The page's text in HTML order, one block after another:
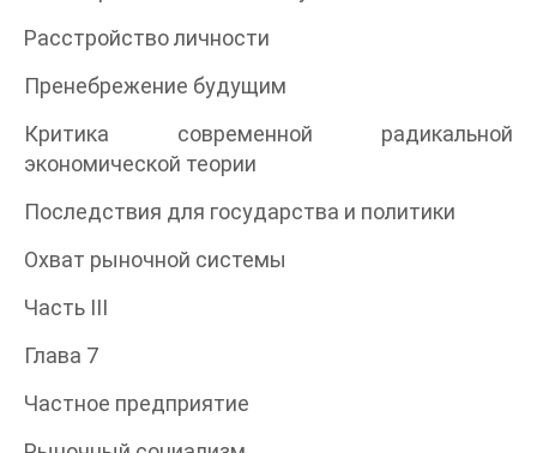
Расстройство личности
Пренебрежение будущим
Критика современной радикальной
экономической теории
Последствия для государства и политики
Охват рыночной системы
Часть III
Глава 7
Частное предприятие